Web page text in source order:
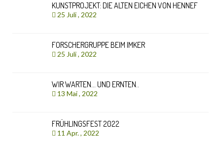
KUNSTPROJEKT: DIE ALTEN EICHEN VON HENNEF
25 Juli , 2022
FORSCHERGRUPPE BEIM IMKER
25 Juli , 2022
WIR WARTEN… UND ERNTEN..
13 Mai , 2022
FRÜHLINGSFEST 2022
11 Apr. , 2022